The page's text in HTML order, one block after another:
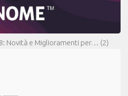
Novità e Miglioramenti per… (2)